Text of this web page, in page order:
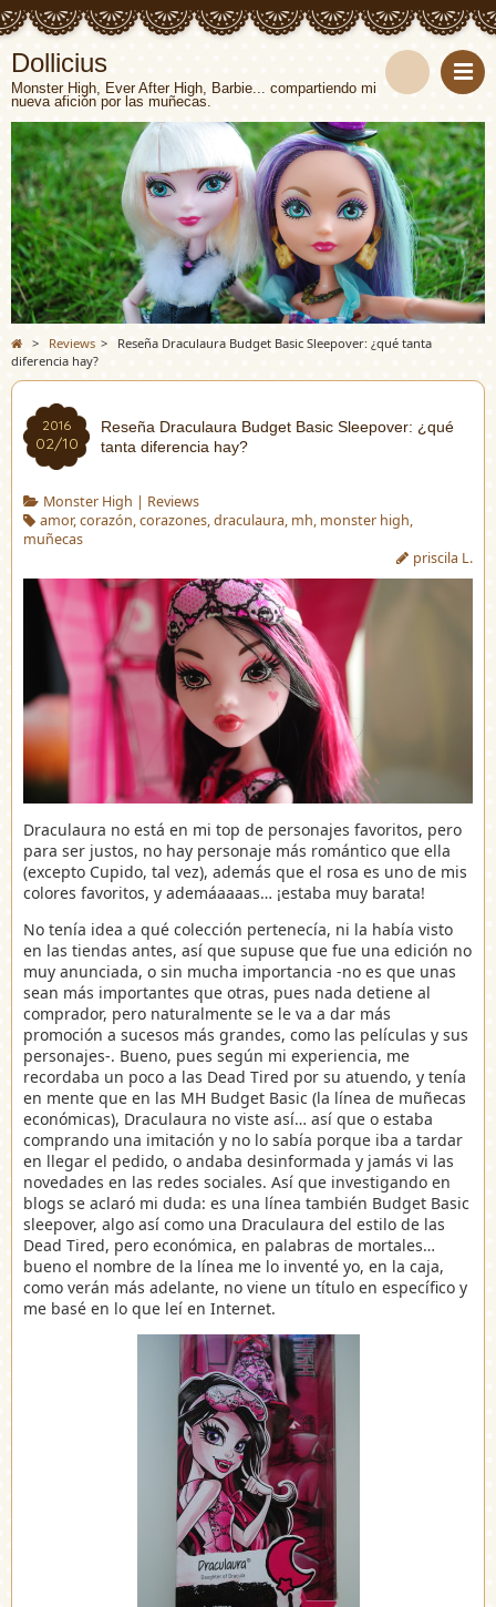
Dollicius
Monster High, Ever After High, Barbie... compartiendo mi
nueva afición por las muñecas.
> Reviews >
Reseña Draculaura Budget Basic Sleepover: ¿qué tanta
diferencia hay?
2016
02/10
Reseña Draculaura Budget Basic Sleepover: ¿qué
tanta diferencia hay?
Monster High | Reviews
amor,corazón,corazones,draculaura, mh, monster high,
muñecas
priscila L.
Draculaura no está en mi top de personajes favoritos, pero
para ser justos, no hay personaje más romántico que ella
(excepto Cupido, tal vez), además que el rosa es uno de mis
colores favoritos, y ademáaaaas… ¡estaba muy barata!
No tenía idea a qué colección pertenecía, ni la había visto
en las tiendas antes, así que supuse que fue una edición no
muy anunciada, o sin mucha importancia -no es que unas
sean más importantes que otras, pues nada detiene al
comprador, pero naturalmente se le va a dar más
promoción a sucesos más grandes, como las películas y sus
personajes-. Bueno, pues según mi experiencia, me
recordaba un poco a las Dead Tired por su atuendo, y tenía
en mente que en las MH Budget Basic (la línea de muñecas
económicas), Draculaura no viste así… así que o estaba
comprando una imitación y no lo sabía porque iba a tardar
en llegar el pedido, o andaba desinformada y jamás vi las
novedades en las redes sociales. Así que investigando en
blogs se aclaró mi duda: es una línea también Budget Basic
sleepover, algo así como una Draculaura del estilo de las
Dead Tired, pero económica, en palabras de mortales…
bueno el nombre de la línea me lo inventé yo, en la caja,
como verán más adelante, no viene un título en específico y
me basé en lo que leí en Internet.